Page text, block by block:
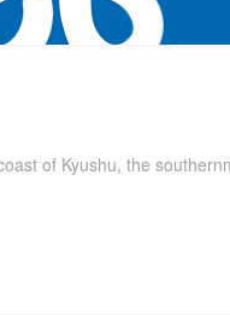
of Kyushu, the